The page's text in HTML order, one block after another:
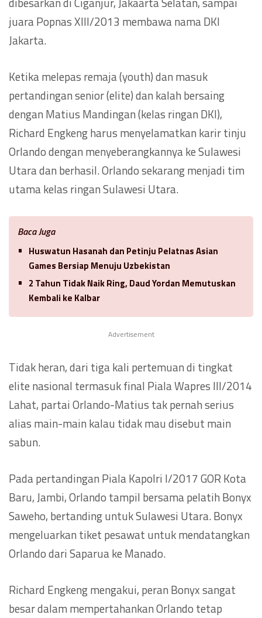
juara Popnas XIII/2013 membawa nama DKI
Jakarta.
Ketika melepas remaja (youth) dan masuk
pertandingan senior (elite) dan kalah bersaing
dengan Matius Mandingan (kelas ringan DKI),
Richard Engkeng harus menyelamatkan karir tinju
Orlando dengan menyeberangkannya ke Sulawesi
Utara dan berhasil. Orlando sekarang menjadi tim
utama kelas ringan Sulawesi Utara.
Baca Juga
Huswatun Hasanah dan Petinju Pelatnas Asian
Games Bersiap Menuju Uzbekistan
2 Tahun Tidak Naik Ring, Daud Yordan Memutuskan
Kembali ke Kalbar
Advertisement
Tidak heran, dari tiga kali pertemuan di tingkat
elite nasional termasuk final Piala Wapres III/2014
Lahat, partai Orlando-Matius tak pernah serius
alias main-main kalau tidak mau disebut main
sabun.
Pada pertandingan Piala Kapolri I/2017 GOR Kota
Baru, Jambi, Orlando tampil bersama pelatih Bonyx
Saweho, bertanding untuk Sulawesi Utara. Bonyx
mengeluarkan tiket pesawat untuk mendatangkan
Orlando dari Saparua ke Manado.
Richard Engkeng mengakui, peran Bonyx sangat
besar dalam mempertahankan Orlando tetap